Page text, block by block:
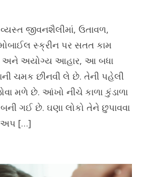
જીવનશૈલીમાં, ઉતાવળ,
સ્ક્રીન પર સતત કામ
અને અયોગ્ય આહાર, આ બધા
ચમક છીનવી લે છે. તેની પહેલી
મળે છે. આંખો નીચે કાળા કુંડાળા
ગઈ છે. ઘણા લોકો તેને છુપાવવા
[…]